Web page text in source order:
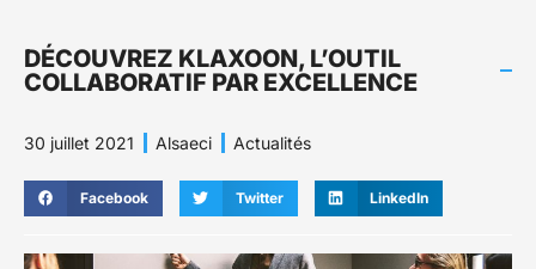
DÉCOUVREZ KLAXOON, L’OUTIL
COLLABORATIF PAR EXCELLENCE
30 juillet 2021 Alsaeci Actualités
Facebook Twitter LinkedIn